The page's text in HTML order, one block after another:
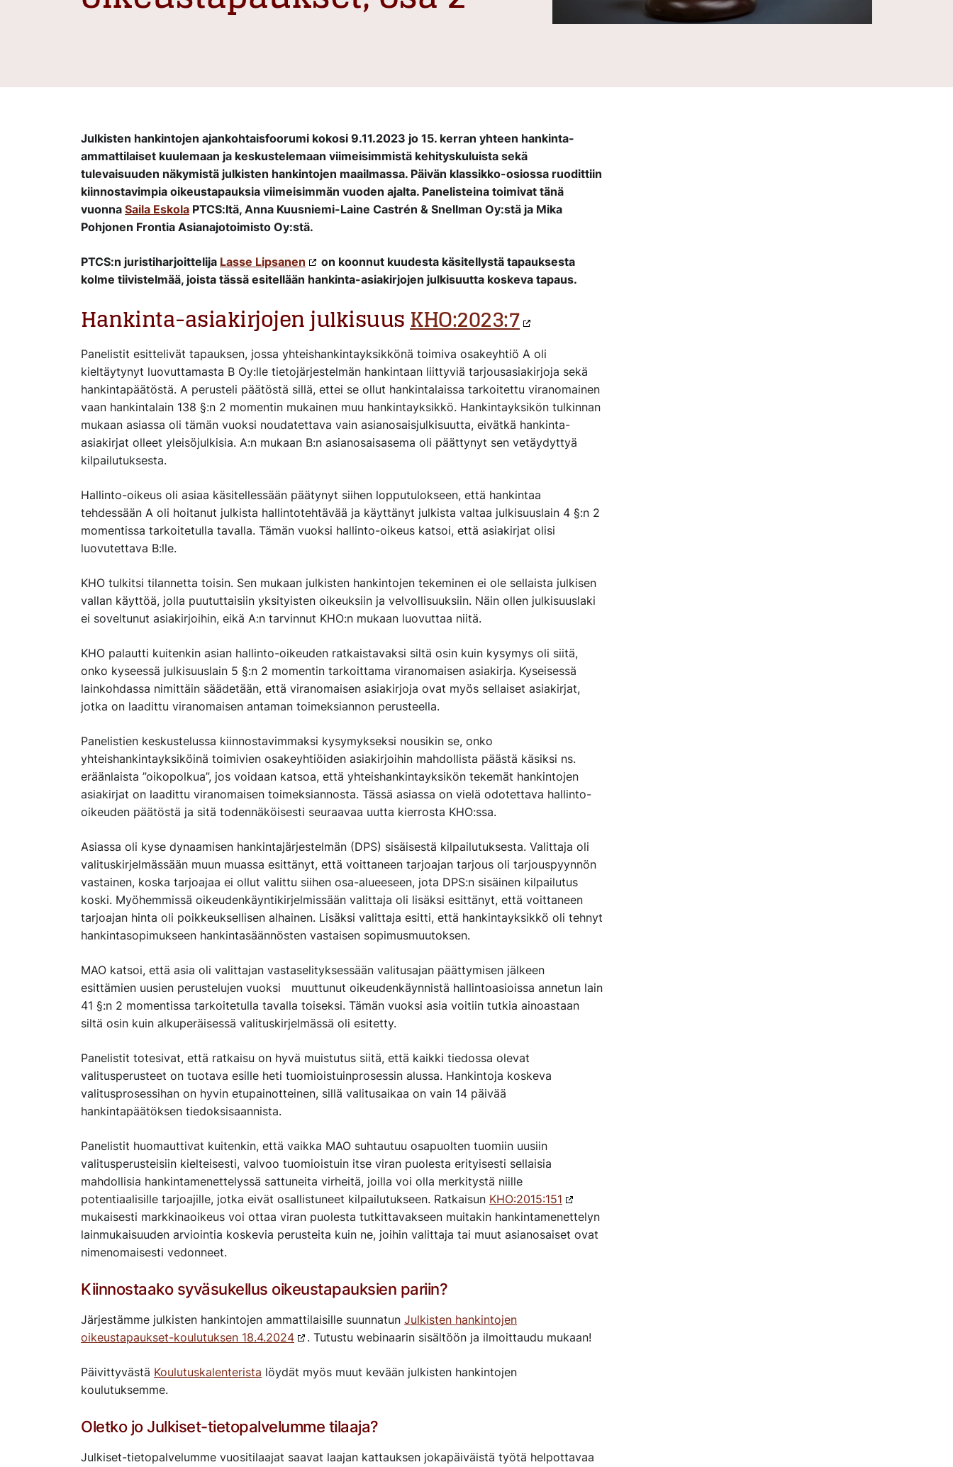
Julkisten hankintojen ajankohtaisfoorumi kokosi 9.11.2023 jo 15. kerran yhteen hankinta-
ammattilaiset kuulemaan ja keskustelemaan viimeisimmistä kehityskuluista sekä
tulevaisuuden näkymistä julkisten hankintojen maailmassa. Päivän klassikko-osiossa ruodittiin
kiinnostavimpia oikeustapauksia viimeisimmän vuoden ajalta. Panelisteina toimivat tänä
vuonna Saila Eskola PTCS:ltä, Anna Kuusniemi-Laine Castrén & Snellman Oy:stä ja Mika
Pohjonen Frontia Asianajotoimisto Oy:stä.
PTCS:n juristiharjoittelija Lasse Lipsanen
on koonnut kuudesta käsitellystä tapauksesta
kolme tiivistelmää, joista tässä esitellään hankinta-asiakirjojen julkisuutta koskeva tapaus.
Hankinta-asiakirjojen julkisuusKHO:2023:7
Panelistit esittelivät tapauksen, jossa yhteishankintayksikkönä toimiva osakeyhtiö A oli
kieltäytynyt luovuttamasta B Oy:lle tietojärjestelmän hankintaan liittyviä tarjousasiakirjoja sekä
hankintapäätöstä. A perusteli päätöstä sillä, ettei se ollut hankintalaissa tarkoitettu viranomainen
vaan hankintalain 138 §:n 2 momentin mukainen muu hankintayksikkö. Hankintayksikön tulkinnan
mukaan asiassa oli tämän vuoksi noudatettava vain asianosaisjulkisuutta, eivätkä hankinta-
asiakirjat olleet yleisöjulkisia. A:n mukaan B:n asianosaisasema oli päättynyt sen vetäydyttyä
kilpailutuksesta.
Hallinto-oikeus oli asiaa käsitellessään päätynyt siihen lopputulokseen, että hankintaa
tehdessään A oli hoitanut julkista hallintotehtävää ja käyttänyt julkista valtaa julkisuuslain 4 §:n 2
momentissa tarkoitetulla tavalla. Tämän vuoksi hallinto-oikeus katsoi, että asiakirjat olisi
luovutettava B:lle.
KHO tulkitsi tilannetta toisin. Sen mukaan julkisten hankintojen tekeminen ei ole sellaista julkisen
vallan käyttöä, jolla puututtaisiin yksityisten oikeuksiin ja velvollisuuksiin. Näin ollen julkisuuslaki
ei soveltunut asiakirjoihin, eikä A:n tarvinnut KHO:n mukaan luovuttaa niitä.
KHO palautti kuitenkin asian hallinto-oikeuden ratkaistavaksi siltä osin kuin kysymys oli siitä,
onko kyseessä julkisuuslain 5 §:n 2 momentin tarkoittama viranomaisen asiakirja. Kyseisessä
lainkohdassa nimittäin säädetään, että viranomaisen asiakirjoja ovat myös sellaiset asiakirjat,
jotka on laadittu viranomaisen antaman toimeksiannon perusteella.
Panelistien keskustelussa kiinnostavimmaksi kysymykseksi nousikin se, onko
yhteishankintayksiköinä toimivien osakeyhtiöiden asiakirjoihin mahdollista päästä käsiksi ns.
eräänlaista ”oikopolkua”, jos voidaan katsoa, että yhteishankintayksikön tekemät hankintojen
asiakirjat on laadittu viranomaisen toimeksiannosta. Tässä asiassa on vielä odotettava hallinto-
oikeuden päätöstä ja sitä todennäköisesti seuraavaa uutta kierrosta KHO:ssa.
Asiassa oli kyse dynaamisen hankintajärjestelmän (DPS) sisäisestä kilpailutuksesta. Valittaja oli
valituskirjelmässään muun muassa esittänyt, että voittaneen tarjoajan tarjous oli tarjouspyynnön
vastainen, koska tarjoajaa ei ollut valittu siihen osa-alueeseen, jota DPS:n sisäinen kilpailutus
koski. Myöhemmissä oikeudenkäyntikirjelmissään valittaja oli lisäksi esittänyt, että voittaneen
tarjoajan hinta oli poikkeuksellisen alhainen. Lisäksi valittaja esitti, että hankintayksikkö oli tehnyt
hankintasopimukseen hankintasäännösten vastaisen sopimusmuutoksen.
MAO katsoi, että asia oli valittajan vastaselityksessään valitusajan päättymisen jälkeen
esittämien uusien perustelujen vuoksi muuttunut oikeudenkäynnistä hallintoasioissa annetun lain
41 §:n 2 momentissa tarkoitetulla tavalla toiseksi. Tämän vuoksi asia voitiin tutkia ainoastaan
siltä osin kuin alkuperäisessä valituskirjelmässä oli esitetty.
Panelistit totesivat, että ratkaisu on hyvä muistutus siitä, että kaikki tiedossa olevat
valitusperusteet on tuotava esille heti tuomioistuinprosessin alussa. Hankintoja koskeva
valitusprosessihan on hyvin etupainotteinen, sillä valitusaikaa on vain 14 päivää
hankintapäätöksen tiedoksisaannista.
Panelistit huomauttivat kuitenkin, että vaikka MAO suhtautuu osapuolten tuomiin uusiin
valitusperusteisiin kielteisesti, valvoo tuomioistuin itse viran puolesta erityisesti sellaisia
mahdollisia hankintamenettelyssä sattuneita virheitä, joilla voi olla merkitystä niille
potentiaalisille tarjoajille, jotka eivät osallistuneet kilpailutukseen. Ratkaisun KHO:2015:151
mukaisesti markkinaoikeus voi ottaa viran puolesta tutkittavakseen muitakin hankintamenettelyn
lainmukaisuuden arviointia koskevia perusteita kuin ne, joihin valittaja tai muut asianosaiset ovat
nimenomaisesti vedonneet.
Kiinnostaako syväsukellus oikeustapauksien pariin?
Järjestämme julkisten hankintojen ammattilaisille suunnatun Julkisten hankintojen
oikeustapaukset-koulutuksen 18.4.2024
. Tutustu webinaarin sisältöön ja ilmoittaudu mukaan!
Päivittyvästä Koulutuskalenterista löydät myös muut kevään julkisten hankintojen
koulutuksemme.
Oletko jo Julkiset-tietopalvelumme tilaaja?
Julkiset-tietopalvelumme vuositilaajat saavat laajan kattauksen jokapäiväistä työtä helpottavaa